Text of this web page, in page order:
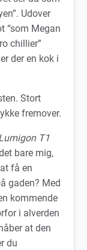
Udover
“som Megan
chillier”
der en kok i
Stort
fremover.
T1
bare mig,
få en
gaden? Med
kommende
i alverden
at den
du